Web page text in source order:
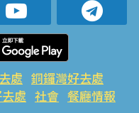
處 銅鑼灣好去處
處 社會 餐廳情報